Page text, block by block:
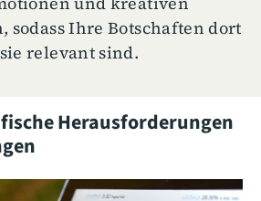
sodass Ihre Botschaften dort
relevant sind.
Herausforderungen